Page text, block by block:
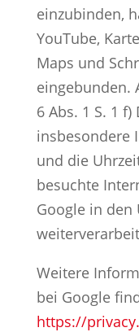
einzubinden,
YouTube,
Maps und
eingebunden.
6 Abs. 1 S. 1 f)
insbesondere
und die
besuchte
Google in den
Weitere
bei Google
https://